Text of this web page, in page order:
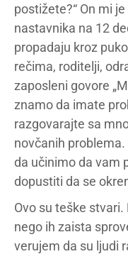
postižete?“ On mi
nastavnika na 12
propadaju kroz
rečima, roditelji,
zaposleni govore
znamo da imate
razgovarajte sa
novčanih
da učinimo da vam
dopustiti da se
Ovo su teške
nego ih zaista
verujem da su ljudi